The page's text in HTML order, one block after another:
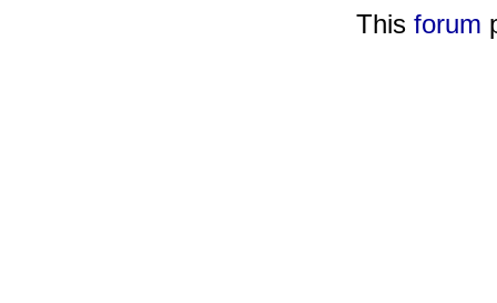
This forum